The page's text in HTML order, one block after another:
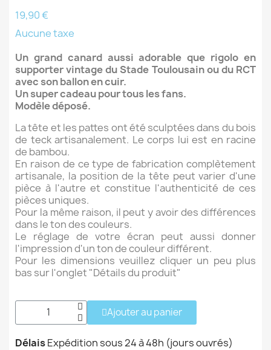
19,90 €
Aucune taxe
Un grand canard aussi adorable que rigolo en
supporter vintage du Stade Toulousain ou du RCT
avec son ballon en cuir.
Un super cadeau pour tous les fans.
Modèle déposé.
La tête et les pattes ont été sculptées dans du bois
de teck artisanalement. Le corps lui est en racine
de bambou.
En raison de ce type de fabrication complètement
artisanale, la position de la tête peut varier d'une
pièce à l'autre et constitue l'authenticité de ces
pièces uniques.
Pour la même raison, il peut y avoir des différences
dans le ton des couleurs.
Le réglage de votre écran peut aussi donner
l'impression d'un ton de couleur différent.
Pour les dimensions veuillez cliquer un peu plus
bas sur l'onglet "Détails du produit"
Ajouter au panier
DélaisExpédition sous 24 à 48h (jours ouvrés)